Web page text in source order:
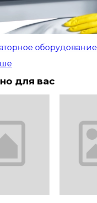
оборудование
для вас